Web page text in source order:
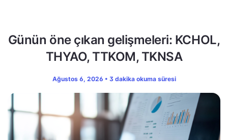
Günün öne çıkan gelişmeleri: KCHOL,
THYAO, TTKOM, TKNSA
Ağustos 6, 2026 • 3 dakika okuma süresi